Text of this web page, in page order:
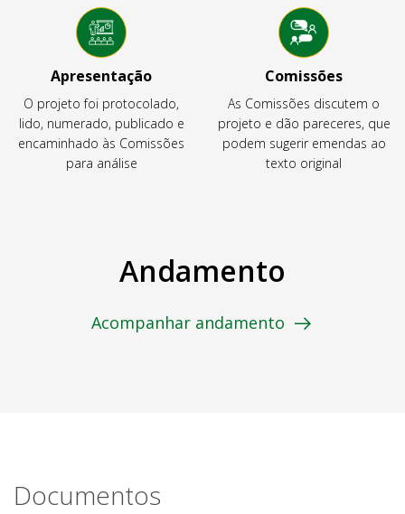
Apresentação
O projeto foi protocolado,
lido, numerado, publicado e
encaminhado às Comissões
para análise
Comissões
As Comissões discutem o
projeto e dão pareceres, que
podem sugerir emendas ao
texto original
Andamento
Acompanhar andamento
Documentos